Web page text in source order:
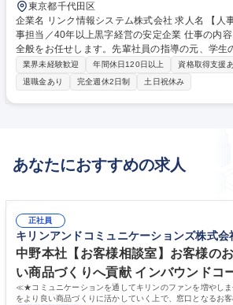
東京都千代田区
企業名 リンク情報システム株式会社 求人名 【人事/新卒採用】IT業界の人
事担当／40年以上黒字経営の安定企業 仕事の内容 入社後は新卒採用業務
全般をお任せします。先輩社員の指導の元、学生
会の実施、書類選考、適性検査の受検案内、面接
のフォローまで一連の業務をお任せします。 その他業務のレベルに併せ募
集媒体やイベントの選定から掲載原稿の作成、イ
営、大学や高専へのアプローチなどを実施してい
せます。 ≪募集背景≫組織の拡大に伴い、新卒
す。将来の中核メンバーとなる人材の採用を担
ます。 募集職種 【人事/新卒採用】IT業界の人事担当／40年以上黒字経営
の安定企業
業界未経験歓迎 年間休日120日以上 資格取得支援
退職金あり
完全週休2日制 土日祝休み
あなたにおすすめの求人
正社員
キリンアンドコミュニケーションズ株式会
中野本社【お客様相談室】お客様の
い商品づくりへ貢献 インバウンドコ
≪★コミュニケーションを通してキリンのファンを増やし
をより良い商品づくりに活かしていく上で、窓口となるお